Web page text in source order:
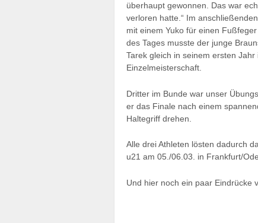
überhaupt gewonnen. Das war
verloren hatte.“ Im
mit einem Yuko für einen
des Tages musste der junge
Tarek gleich in seinem ersten
Einzelmeisterschaft.
Dritter im Bunde war unser
er das Finale nach einem
Haltegriff drehen.
Alle drei Athleten lösten dadurch
u21 am 05./06.03. in Frankfurt/
Und hier noch ein paar Eindrücke